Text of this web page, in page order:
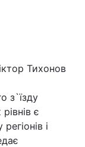
Тихонов
з`їзду
є
і